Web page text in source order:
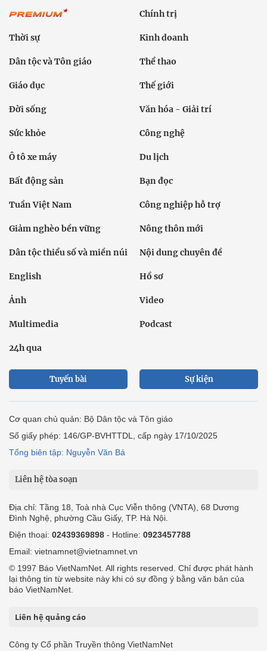
Chính trị
Thời sự Kinh doanh
Dân tộc và Tôn giáo Thể thao
Giáo dục Thế giới
Đời sống Văn hóa - Giải trí
Sức khỏe Công nghệ
Ô tô xe máy Du lịch
Bất động sản Bạn đọc
Tuần Việt Nam Công nghiệp hỗ trợ
Giảm nghèo bền vững Nông thôn mới
Dân tộc thiểu số và miền núi Nội dung chuyên đề
English Hồ sơ
Ảnh Video
Multimedia Podcast
24h qua
Tuyến bài Sự kiện
Cơ quan chủ quản: Bộ Dân tộc và Tôn giáo
Số giấy phép: 146/GP-BVHTTDL, cấp ngày 17/10/2025
Tổng biên tập: Nguyễn Văn Bá
Liên hệ tòa soạn
Địa chỉ: Tầng 18, Toà nhà Cục Viễn thông (VNTA), 68 Dương
Đình Nghệ, phường Cầu Giấy, TP. Hà Nội.
Điện thoại: 02439369898 - Hotline: 0923457788
Email: vietnamnet@vietnamnet.vn
© 1997 Báo VietNamNet. All rights reserved. Chỉ được phát hành
lại thông tin từ website này khi có sự đồng ý bằng văn bản của
báo VietNamNet.
Liên hệ quảng cáo
Công ty Cổ phần Truyền thông VietNamNet